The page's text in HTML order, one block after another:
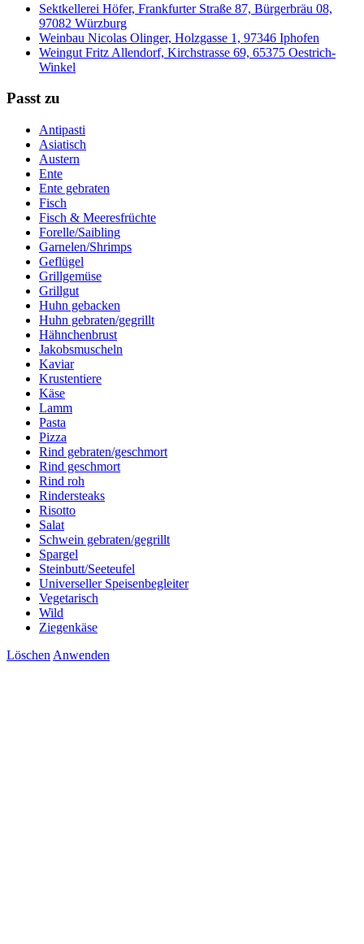
Sektkellerei Höfer, Frankfurter Straße 87, Bürgerbräu 08,
97082 Würzburg
Weinbau Nicolas Olinger, Holzgasse 1, 97346 Iphofen
Weingut Fritz Allendorf, Kirchstrasse 69, 65375 Oestrich-
Winkel
Passt zu
Antipasti
Asiatisch
Austern
Ente
Ente gebraten
Fisch
Fisch & Meeresfrüchte
Forelle/Saibling
Garnelen/Shrimps
Geflügel
Grillgemüse
Grillgut
Huhn gebacken
Huhn gebraten/gegrillt
Hähnchenbrust
Jakobsmuscheln
Kaviar
Krustentiere
Käse
Lamm
Pasta
Pizza
Rind gebraten/geschmort
Rind geschmort
Rind roh
Rindersteaks
Risotto
Salat
Schwein gebraten/gegrillt
Spargel
Steinbutt/Seeteufel
Universeller Speisenbegleiter
Vegetarisch
Wild
Ziegenkäse
Löschen Anwenden